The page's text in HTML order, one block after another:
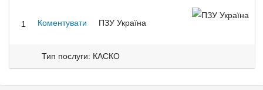
1 Коментувати ПЗУ Україна
Тип послуги: КАСКО